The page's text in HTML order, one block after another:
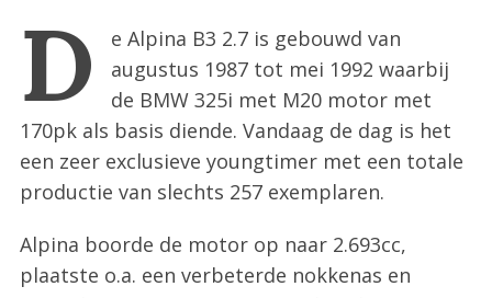
r
D
e Alpina B3 2.7 is gebouwd van
augustus 1987 tot mei 1992 waarbij
de BMW 325i met M20 motor met
170pk als basis diende. Vandaag de dag is het
een zeer exclusieve youngtimer met een totale
productie van slechts 257 exemplaren.
Alpina boorde de motor op naar 2.693cc,
plaatste o.a. een verbeterde nokkenas en